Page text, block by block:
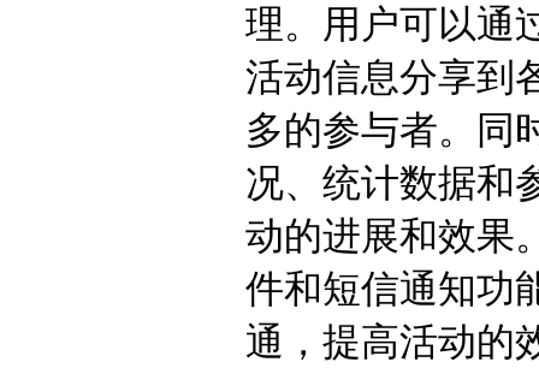
理。用户可以通
活动信息分享到
多的参与者。同
况、统计数据和
动的进展和效果
件和短信通知功
通，提高活动的